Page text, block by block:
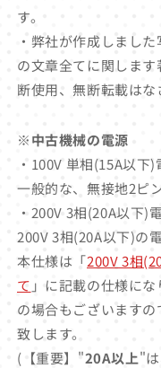
す。
・弊社が作成しまし
の文章全てに関しま
断使用、無断転載はな
※中古機械の電源
・100V 単相(15A以下
一般的な、無接地2ピ
・200V 3相(20A以下)
200V 3相(20A以下)の
本仕様は「200V 3相
て 」に記載の仕様に
の場合もございます
致します。
(【重要】"20A以上"